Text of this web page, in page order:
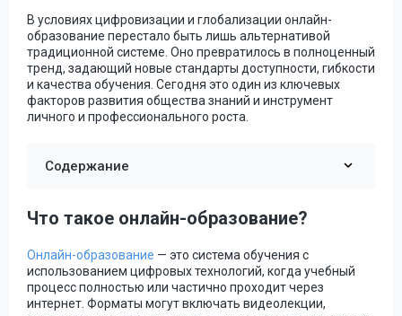
В условиях цифровизации и глобализации онлайн-
образование перестало быть лишь альтернативой
традиционной системе. Оно превратилось в полноценный
тренд, задающий новые стандарты доступности, гибкости
и качества обучения. Сегодня это один из ключевых
факторов развития общества знаний и инструмент
личного и профессионального роста.
Содержание
Что такое онлайн-образование?
Онлайн-образование — это система обучения с
использованием цифровых технологий, когда учебный
процесс полностью или частично проходит через
интернет. Форматы могут включать видеолекции,